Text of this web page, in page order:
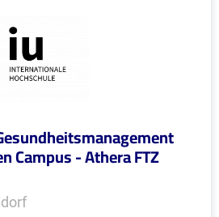
Campus - Athera FTZ